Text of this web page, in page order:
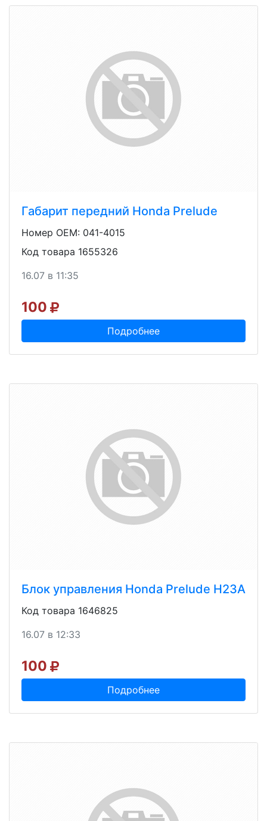
Габарит передний Honda Prelude
Номер OEM: 041-4015
Код товара 1655326
16.07 в 11:35
100
Подробнее
Блок управления Honda Prelude H23A
Код товара 1646825
16.07 в 12:33
100
Подробнее